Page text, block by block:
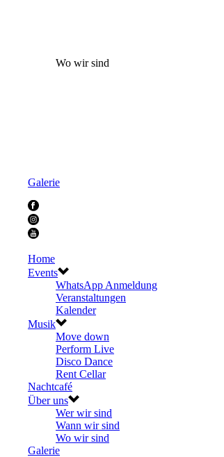
Wo wir sind
Galerie
Home
Events
WhatsApp Anmeldung
Veranstaltungen
Kalender
Musik
Move down
Perform Live
Disco Dance
Rent Cellar
Nachtcafé
Über uns
Wer wir sind
Wann wir sind
Wo wir sind
Galerie